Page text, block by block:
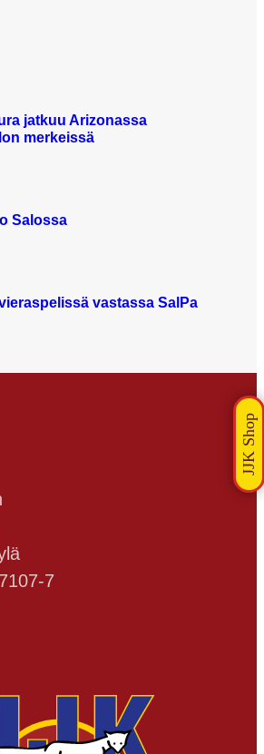
jatkuu Arizonassa
merkeissä
Salossa
vastassa SalPa
7